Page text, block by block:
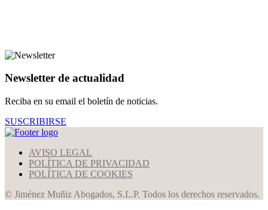
Newsletter de actualidad
Reciba en su email el boletín de noticias.
SUSCRIBIRSE
AVISO LEGAL
POLÍTICA DE PRIVACIDAD
POLÍTICA DE COOKIES
© Jiménez Muñiz Abogados, S.L.P. Todos los derechos reservados.